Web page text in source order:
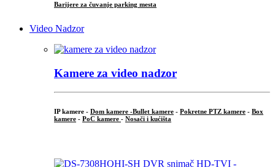
Barijere za čuvanje parking mesta
Video Nadzor
Kamere za video nadzor
IP kamere - Dom kamere -Bullet kamere - Pokretne PTZ kamere - Box
kamere - PoC kamere - Nosači i kućišta